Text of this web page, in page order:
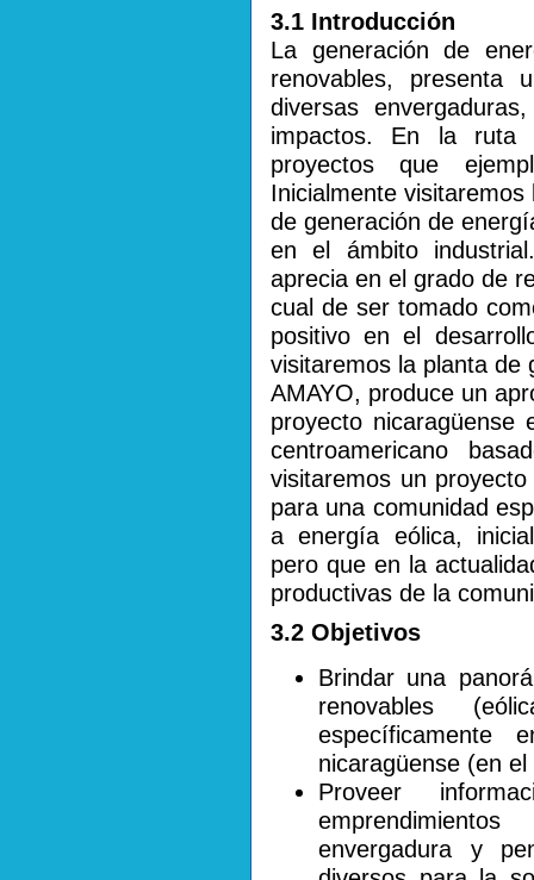
3.1 Introducción
La generación de
renovables, presenta
diversas
impactos. En la ruta
proyectos que
Inicialmente
de generación de
en el ámbito
aprecia en el grado de
cual de ser tomado
positivo en el
visitaremos la planta de
AMAYO, produce un
proyecto
centroamericano
visitaremos un
para una comunidad
a energía eólica,
pero que en la
productivas de la
3.2 Objetivos
Brindar una
renovables
nicaragüense (en
Proveer
envergadura y